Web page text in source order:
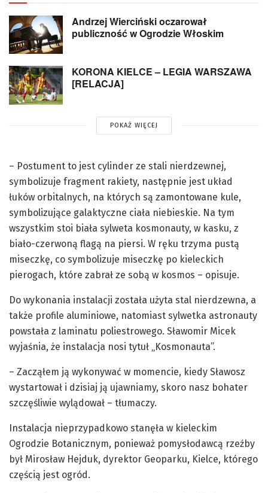
Andrzej Wierciński oczarował
publiczność w Ogrodzie Włoskim
KORONA KIELCE – LEGIA WARSZAWA
[RELACJA]
POKAŻ WIĘCEJ
– Postument to jest cylinder ze stali nierdzewnej,
symbolizuje fragment rakiety, następnie jest układ
łuków orbitalnych, na których są zamontowane kule,
symbolizujące galaktyczne ciała niebieskie. Na tym
wszystkim stoi biała sylweta kosmonauty, w kasku, z
biało-czerwoną flagą na piersi. W ręku trzyma pustą
miseczkę, co symbolizuje miseczkę po kieleckich
pierogach, które zabrał ze sobą w kosmos – opisuje.
Do wykonania instalacji została użyta stal nierdzewna, a
także profile aluminiowe, natomiast sylwetka astronauty
powstała z laminatu poliestrowego. Sławomir Micek
wyjaśnia, że instalacja nosi tytuł „Kosmonauta”.
– Zacząłem ją wykonywać w momencie, kiedy Sławosz
wystartował i dzisiaj ją ujawniamy, skoro nasz bohater
szczęśliwie wylądował – tłumaczy.
Instalacja nieprzypadkowo stanęła w kieleckim
Ogrodzie Botanicznym, ponieważ pomysłodawcą rzeźby
był Mirosław Hejduk, dyrektor Geoparku, Kielce, którego
częścią jest ogród.